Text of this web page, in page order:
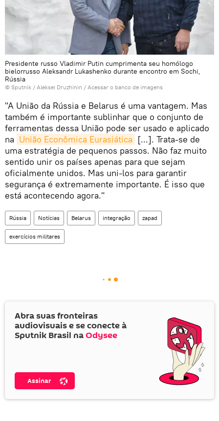
Presidente russo Vladimir Putin cumprimenta seu homólogo
bielorrusso Aleksandr Lukashenko durante encontro em Sochi,
Rússia
© Sputnik / Aleksei Druzhinin / Acessar o banco de imagens
"A União da Rússia e Belarus é uma vantagem. Mas
também é importante sublinhar que o conjunto de
ferramentas dessa União pode ser usado e aplicado
na União Econômica Eurasiática [...]. Trata-se de
uma estratégia de pequenos passos. Não faz muito
sentido unir os países apenas para que sejam
oficialmente unidos. Mas uni-los para garantir
segurança é extremamente importante. É isso que
está acontecendo agora."
Rússia Notícias Belarus integração zapad
exercícios militares
Abra suas fronteiras
audiovisuais e se conecte à
Sputnik Brasil naOdysee
Assinar